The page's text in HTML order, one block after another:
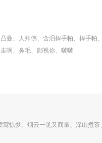
曼、人拜佛、含泪挥手帕、挥手
啊、鼻毛、鄙视你、啵啵
莺惊梦、烟云一见又商量、深山煮